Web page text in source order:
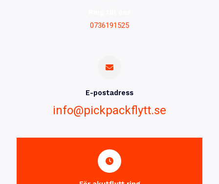
0736191525
E-postadress
info@pickpackflytt.se